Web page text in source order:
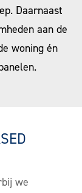
Daarnaast
aan de
woning én
we